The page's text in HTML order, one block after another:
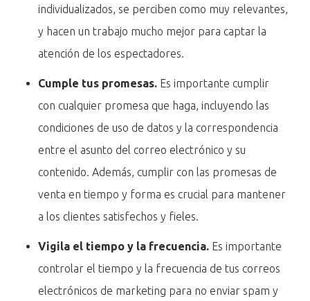
individualizados, se perciben como muy relevantes,
y hacen un trabajo mucho mejor para captar la
atención de los espectadores.
Cumple tus promesas. Es importante cumplir
con cualquier promesa que haga, incluyendo las
condiciones de uso de datos y la correspondencia
entre el asunto del correo electrónico y su
contenido. Además, cumplir con las promesas de
venta en tiempo y forma es crucial para mantener
a los clientes satisfechos y fieles.
Vigila el tiempo y la frecuencia. Es importante
controlar el tiempo y la frecuencia de tus correos
electrónicos de marketing para no enviar spam y